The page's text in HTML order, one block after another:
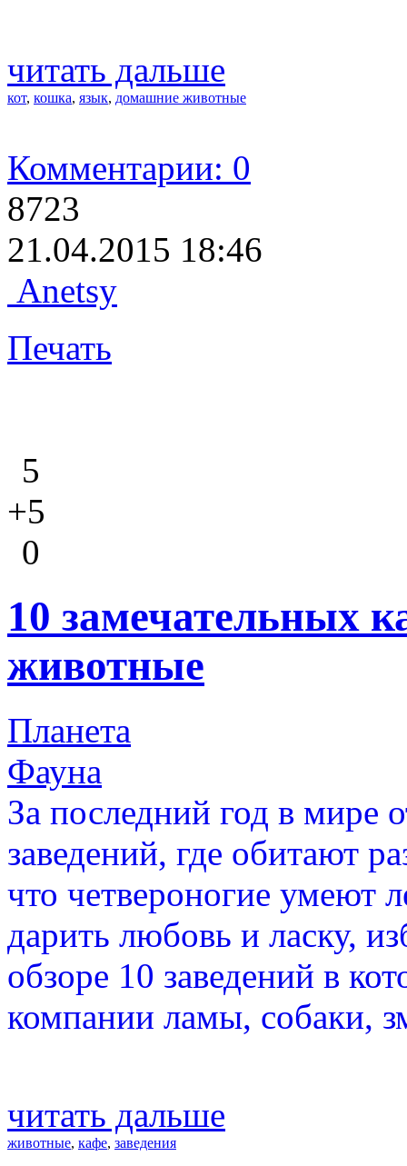
читать дальше
кот, кошка, язык, домашние животные
Комментарии: 0
8723
21.04.2015 18:46
Anetsy
Печать
5
+5
0
10 замечательных
животные
Планета
Фауна
За последний год в мире
заведений, где обитают
что четвероногие умеют
дарить любовь и ласку,
обзоре 10 заведений в
компании ламы, собаки,
читать дальше
животные, кафе, заведения